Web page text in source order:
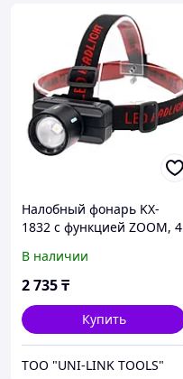
Налобный фонарь KX-
1832 с функцией ZOOM, 4
В наличии
2 735₸
Купить
ТОО "UNI-LINK TOOLS"